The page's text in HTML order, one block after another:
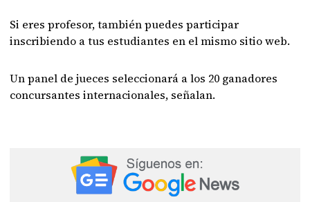
Si eres profesor, también puedes participar
inscribiendo a tus estudiantes en el mismo sitio web.
Un panel de jueces seleccionará a los 20 ganadores
concursantes internacionales, señalan.